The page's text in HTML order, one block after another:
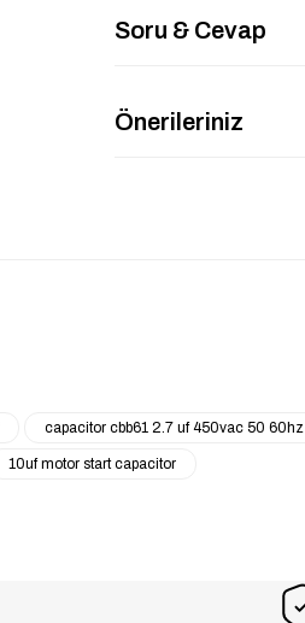
Soru & Cevap
Önerileriniz
capacitor cbb61 2.7 uf 450vac 50 60hz
10uf motor start capacitor